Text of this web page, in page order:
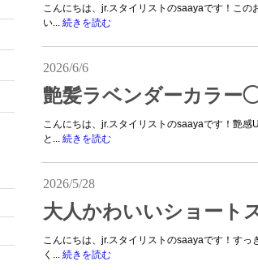
こんにちは、jr.スタイリストのsaayaです！こ
い...続きを読む
2026/6/6
艶髪ラベンダーカラー
こんにちは、jr.スタイリストのsaayaです！艶
と...続きを読む
2026/5/28
大人かわいいショート
こんにちは、jr.スタイリストのsaayaです！す
く...続きを読む